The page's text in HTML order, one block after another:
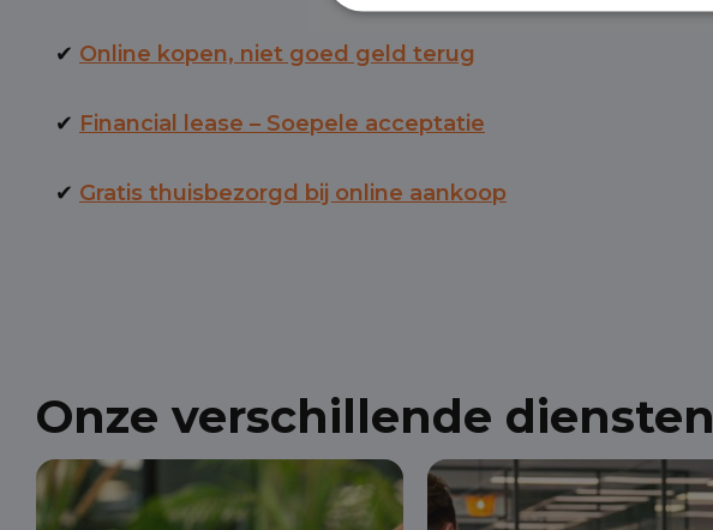
✔ Online kopen, niet goed geld terug
✔ Financial lease – Soepele acceptatie
✔ Gratis thuisbezorgd bij online aankoop
Onze verschillende diensten